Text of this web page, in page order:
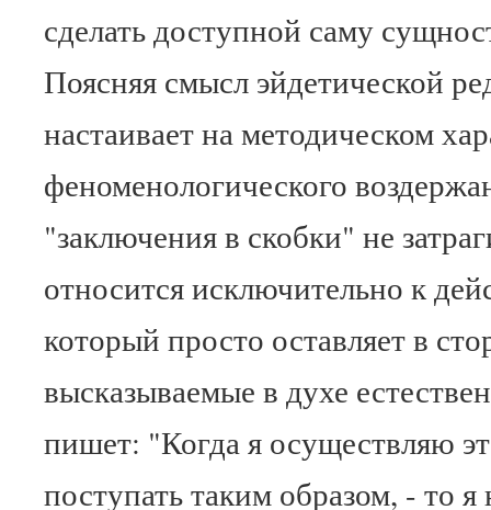
сделать доступной саму
Поясняя смысл эйдетической
настаивает на методическом
феноменологического
"заключения в скобки" не
относится исключительно к
который просто оставляет в
высказываемые в духе
пишет: "Когда я осуществляю
поступать таким образом, - то